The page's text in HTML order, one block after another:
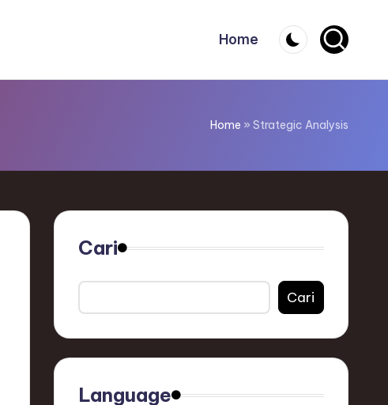
Home
Home » Strategic Analysis
Cari
Cari
Language